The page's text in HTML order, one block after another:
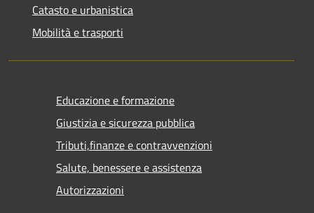
Catasto e urbanistica
Mobilità e trasporti
Educazione e formazione
Giustizia e sicurezza pubblica
Tributi,finanze e contravvenzioni
Salute, benessere e assistenza
Autorizzazioni